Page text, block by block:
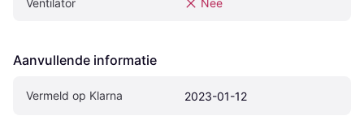
Ventilator Nee
Aanvullende informatie
Vermeld op Klarna 2023-01-12